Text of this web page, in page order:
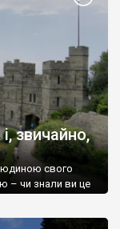
звичайно,
свого
– чи знали ви це